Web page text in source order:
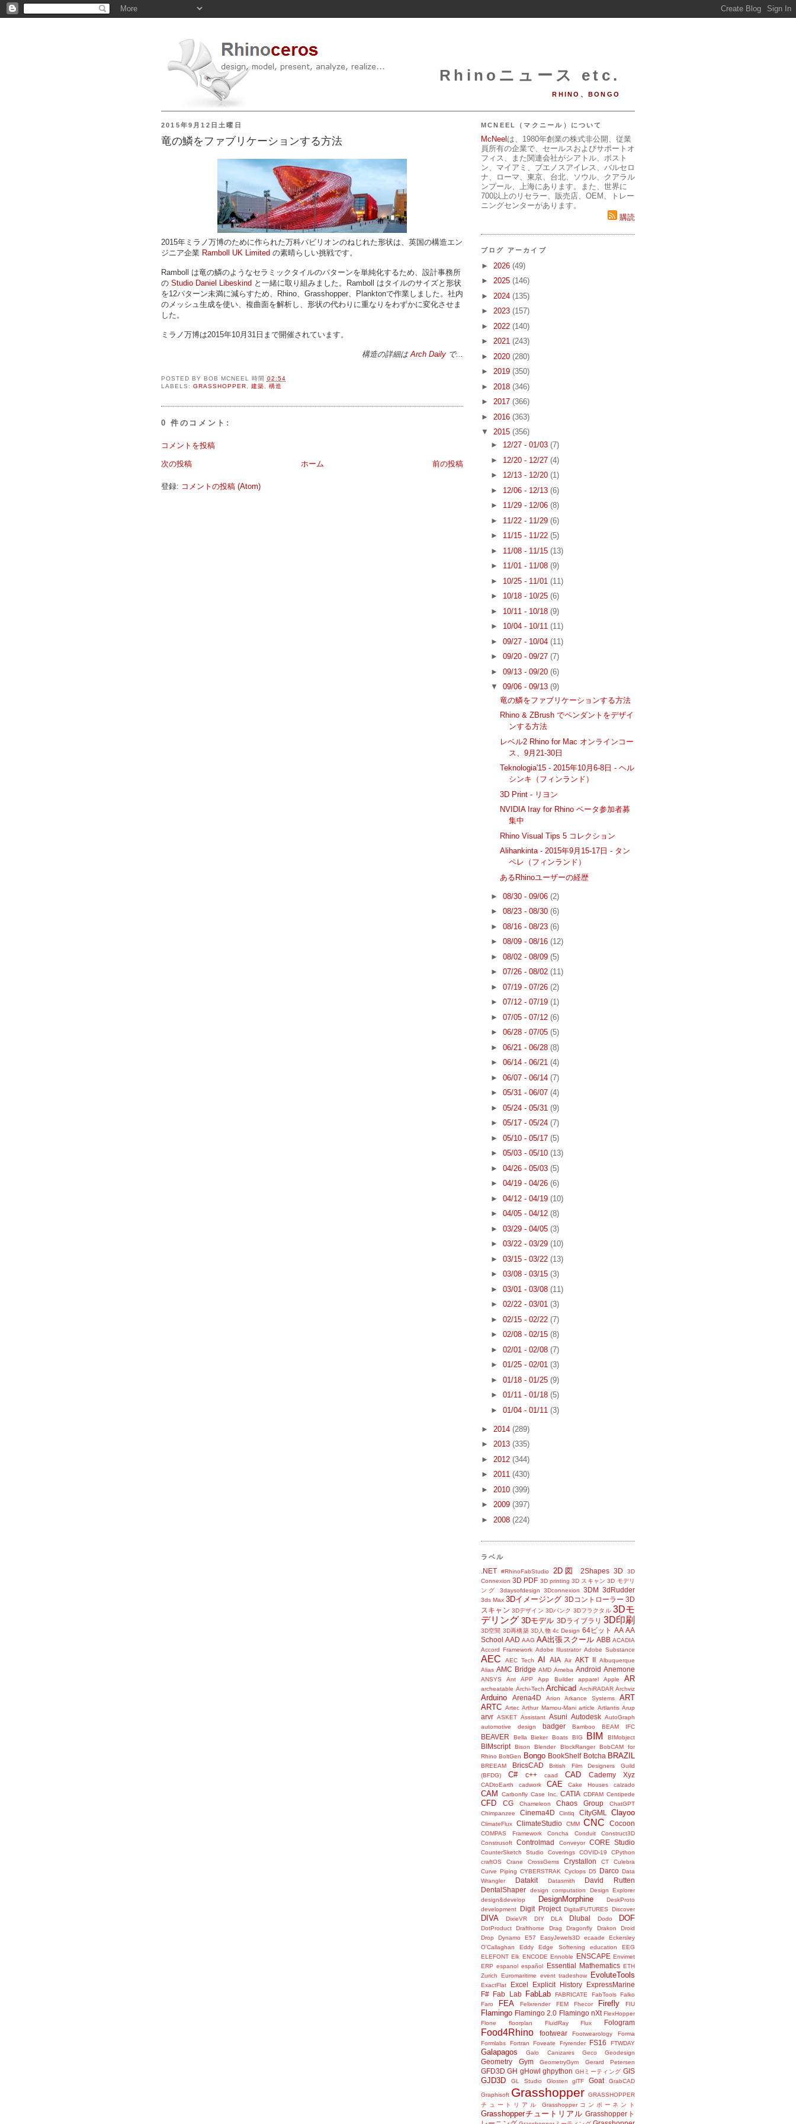
Rhinoニュース etc.
RHINO、BONGO
2015年9月12日土曜日
竜の鱗をファブリケーションする方法
2015年ミラノ万博のために作られた万科パビリオンのねじれた形状は、英国の構造エン
ジニア企業 Ramboll UK Limited の素晴らしい挑戦です。
Ramboll は竜の鱗のようなセラミックタイルのパターンを単純化するため、設計事務所
の Studio Daniel Libeskind と一緒に取り組みました。Ramboll はタイルのサイズと形状
を12パターン未満に減らすため、Rhino、Grasshopper、Planktonで作業しました。社内
のメッシュ生成を使い、複曲面を解析し、形状の代わりに重なりをわずかに変化させま
した。
ミラノ万博は2015年10月31日まで開催されています。
構造の詳細はArch Daily で...
POSTED BY BOB MCNEEL 時間 02:54
LABELS: GRASSHOPPER 建築 構造
0 件のコメント:
コメントを投稿
次の投稿 前の投稿
ホーム
登録: コメントの投稿 (Atom)
MCNEEL（マクニール）について
McNeel は、1980年創業の株式非公開、従業
員所有の企業で、セールスおよびサポートオ
フィス、また関連会社がシアトル、ボスト
ン、マイアミ、ブエノスアイレス、バルセロ
ナ、ローマ、東京、台北、ソウル、クアラル
ンプール、上海にあります。また、世界に
700以上のリセラー、販売店、OEM、トレー
ニングセンターがあります。
購読
ブログ アーカイブ
► 2026 (49)
► 2025 (146)
► 2024 (135)
► 2023 (157)
► 2022 (140)
► 2021 (243)
► 2020 (280)
► 2019 (350)
► 2018 (346)
► 2017 (366)
► 2016 (363)
▼ 2015 (356)
► 12/27 - 01/03 (7)
► 12/20 - 12/27 (4)
► 12/13 - 12/20 (1)
► 12/06 - 12/13 (6)
► 11/29 - 12/06 (8)
► 11/22 - 11/29 (6)
► 11/15 - 11/22 (5)
► 11/08 - 11/15 (13)
► 11/01 - 11/08 (9)
► 10/25 - 11/01 (11)
► 10/18 - 10/25 (6)
► 10/11 - 10/18 (9)
► 10/04 - 10/11 (11)
► 09/27 - 10/04 (11)
► 09/20 - 09/27 (7)
► 09/13 - 09/20 (6)
▼ 09/06 - 09/13 (9)
竜の鱗をファブリケーションする方法
Rhino & ZBrush でペンダントをデザイ
ンする方法
レベル2 Rhino for Mac オンラインコー
ス、9月21-30日
Teknologia'15 - 2015年10月6-8日 - ヘル
シンキ（フィンランド）
3D Print - リヨン
NVIDIA Iray for Rhino ベータ参加者募
集中
Rhino Visual Tips 5 コレクション
Alihankinta - 2015年9月15-17日 - タン
ペレ（フィンランド）
あるRhinoユーザーの経歴
► 08/30 - 09/06 (2)
► 08/23 - 08/30 (6)
► 08/16 - 08/23 (6)
► 08/09 - 08/16 (12)
► 08/02 - 08/09 (5)
► 07/26 - 08/02 (11)
► 07/19 - 07/26 (2)
► 07/12 - 07/19 (1)
► 07/05 - 07/12 (6)
► 06/28 - 07/05 (5)
► 06/21 - 06/28 (8)
► 06/14 - 06/21 (4)
► 06/07 - 06/14 (7)
► 05/31 - 06/07 (4)
► 05/24 - 05/31 (9)
► 05/17 - 05/24 (7)
► 05/10 - 05/17 (5)
► 05/03 - 05/10 (13)
► 04/26 - 05/03 (5)
► 04/19 - 04/26 (6)
► 04/12 - 04/19 (10)
► 04/05 - 04/12 (8)
► 03/29 - 04/05 (3)
► 03/22 - 03/29 (10)
► 03/15 - 03/22 (13)
► 03/08 - 03/15 (3)
► 03/01 - 03/08 (11)
► 02/22 - 03/01 (3)
► 02/15 - 02/22 (7)
► 02/08 - 02/15 (8)
► 02/01 - 02/08 (7)
► 01/25 - 02/01 (3)
► 01/18 - 01/25 (9)
► 01/11 - 01/18 (5)
► 01/04 - 01/11 (3)
► 2014 (289)
► 2013 (335)
► 2012 (344)
► 2011 (430)
► 2010 (399)
► 2009 (397)
► 2008 (224)
ラベル
.NET #RhinoFabStudio 2D図 2Shapes 3D
3D
Connexion 3D PDF 3D printing 3D スキャン 3D モデリ
ング
3daysofdesign 3Dconnexion 3DM 3dRudder
3ds Max 3Dイメージング 3Dコントローラー 3D
スキャン 3Dデザイン 3Dバンク 3Dフラクタル 3Dモ
デリング 3Dモデル 3Dライブラリ 3D印刷
3D空間 3D再構築 3D人物 4c Design 64ビット AA AA
School AAD AAG AA出張スクール ABB ACADIA
Accord Framework Adobe Illustrator Adobe Substance
AEC AEC Tech AI AIA Air AKT II
Albuquerque
Alias AMC Bridge AMD Ameba Android Anemone
ANSYS Ant APP App Builder apparel Apple AR
archeatable Archi-Tech Archicad ArchiRADAR Archviz
Arduino Arena4D Arion Arkance Systems
ART
ARTC Artec Arthur Mamou-Mani article Artlantis Arup
arvr ASKET Assistant Asuni Autodesk AutoGraph
automotive design
badger Bamboo BEAM IFC
BEAVER Bella Bieker Boats BIG BIM BIMobject
BIMscript Bison Blender BlockRanger
BobCAM for
Rhino BoltGen Bongo BookShelf Botcha BRAZIL
BREEAM BricsCAD
British Film Designers Guild
(BFDG)
C# c++ caad CAD Cademy Xyz
CADtoEarth cadwork CAE Cake Houses calzado
CAM Carbonfly Case Inc. CATIA CDFAM Centipede
CFD CG Chameleon Chaos Group
ChatGPT
Chimpanzee
Cinema4D Cintiq CityGML Clayoo
ClimateFlux ClimateStudio CMM CNC Cocoon
COMPAS Framework Concha Conduit
Construct3D
Construsoft
Controlmad Conveyor CORE Studio
CounterSketch Studio Coverings COVID-19
CPython
craftOS
Crane CrossGems Crystallon CT
Culebra
Curve Piping CYBERSTRAK Cyclops D5 Darco Data
Wrangler
Datakit Datasmith
David Rutten
DentalShaper
design computation
Design Explorer
design&develop
DesignMorphine
DeskProto
development
Digit Project DigitalFUTURES Discover
DIVA DixieVR DIY DLA Dlubal Dodo DOF
DotProduct Drafthorse Drag Dragonfly Drakon
Droid
Drop
Dynamo E57 EasyJewels3D ecaade
Eckersley
O'Callaghan
Eddy Edge Softening education
EEG
ELEFONT Elk ENCODE Ennoble ENSCAPE Envimet
ERP espanol español Essential Mathematics ETH
Zurich
Euromaritime event tradeshow EvoluteTools
ExactFlat Excel Explicit History
ExpressMarine
F#
Fab Lab FabLab FABRICATE FabTools
Falko
Faro
FEA Felixrender FEM Fhecor Firefly FIU
Flamingo Flamingo 2.0 Flamingo nXt FlexHopper
Flone
floorplan FluidRay Flux Fologram
Food4Rhino footwear Footwearology
Forma
Formlabs
Fortran Foveate Fryrender FS16 FTWDAY
Galapagos Galo Canizares Geco Geodesign
Geometry Gym GeometryGym Gerard Petersen
GFD3D GH gHowl ghpython GHミーティング GIS
GJD3D GL Studio Glosten glTF Goat GrabCAD
Graphisoft Grasshopper GRASSHOPPER
チュートリアル
Grasshopperコンポーネント
Grasshopperチュートリアル Grasshopperト